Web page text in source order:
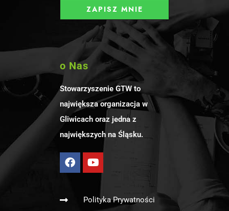
o Nas
Stowarzyszenie GTW to
największa organizacja w
Gliwicach oraz jedna z
największych na Śląsku.
Polityka Prywatności